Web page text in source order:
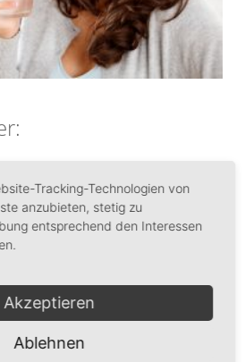
auch interessieren:
– Was kann ich tun?
muss nicht sein! Wie du
Tracking-Technologien von
anzubieten, stetig zu
entsprechend den Interessen
Akzeptieren
Ablehnen